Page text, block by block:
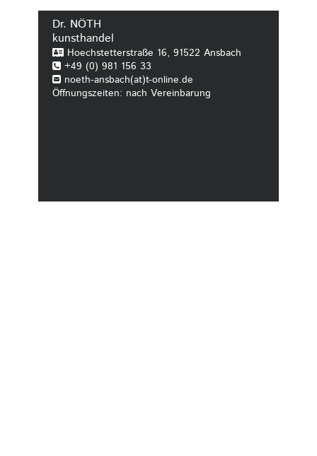
Dr. NÖTH
kunsthandel
Hoechstetterstraße 16, 91522 Ansbach
+49 (0) 981 156 33
noeth-ansbach(at)t-online.de
Öffnungszeiten: nach Vereinbarung